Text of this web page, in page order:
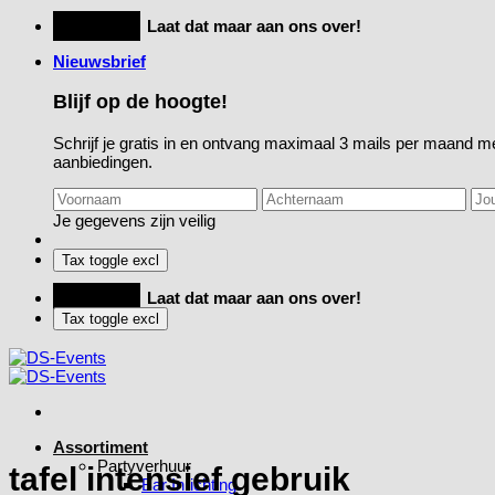
inhoud
Laat dat maar aan ons over!
Nieuwsbrief
Blijf op de hoogte!
Schrijf je gratis in en ontvang maximaal 3 mails per maand
aanbiedingen.
Je gegevens zijn veilig
Laat dat maar aan ons over!
Assortiment
Partyverhuur
Bar Inrichting
tafel intensief gebruik